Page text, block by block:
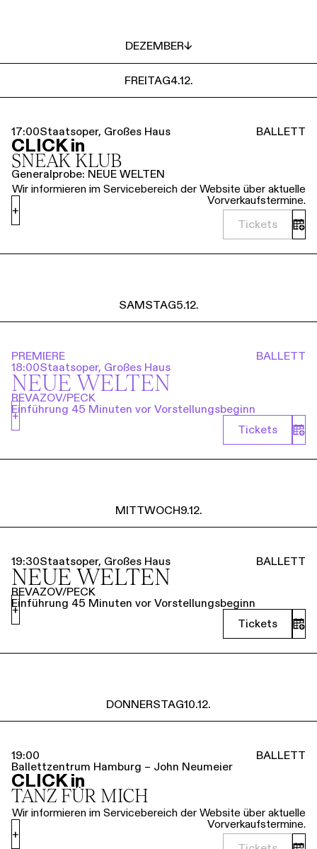
DEZEMBER↓
FREITAG4.12.
17:00Staatsoper, Großes Haus BALLETT
CLICK in
SNEAK KLUB
Generalprobe: NEUE WELTEN
Wir informieren im Servicebereich der Website über aktuelle
Vorverkaufstermine.
Tickets
+
SAMSTAG5.12.
PREMIERE
18:00Staatsoper, Großes Haus
BALLETT
NEUE WELTEN
REVAZOV/PECK
Einführung 45 Minuten vor Vorstellungsbeginn
Tickets
+
MITTWOCH9.12.
19:30Staatsoper, Großes Haus BALLETT
NEUE WELTEN
REVAZOV/PECK
Einführung 45 Minuten vor Vorstellungsbeginn
Tickets
+
DONNERSTAG10.12.
19:00
Ballettzentrum Hamburg – John Neumeier
BALLETT
CLICK in
TANZ FÜR MICH
Wir informieren im Servicebereich der Website über aktuelle
Vorverkaufstermine.
+